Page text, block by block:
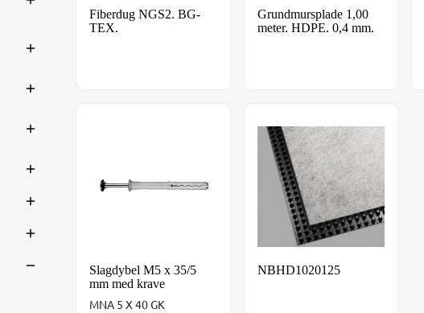
Fiberdug NGS2. BG-
TEX.
Grundmursplade 1,00
meter. HDPE. 0,4 mm.
Slagdybel M5 x 35/5 mm med krave
Slagdybel M5 x 35/5
mm med krave
MNA 5 X 40 GK
NBHD1020125
NBHD1020125